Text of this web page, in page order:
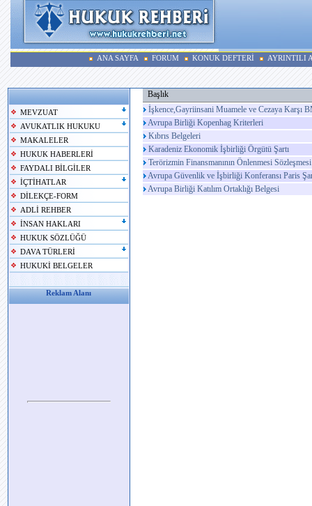
ANA SAYFA FORUM KONUK DEFTERİ AYRINTILI
MEVZUAT
AVUKATLIK HUKUKU
MAKALELER
HUKUK HABERLERİ
FAYDALI BİLGİLER
İÇTİHATLAR
DİLEKÇE-FORM
ADLİ REHBER
İNSAN HAKLARI
HUKUK SÖZLÜĞÜ
DAVA TÜRLERİ
HUKUKİ BELGELER
Reklam Alanı
Başlık
İşkence,Gayriinsani Muamele ve Cezaya Karşı
Avrupa Birliği Kopenhag Kriterleri
Kıbrıs Belgeleri
Karadeniz Ekonomik İşbirliği Örgütü Şartı
Terörizmin Finansmanının Önlenmesi Sözleşmesi
Avrupa Güvenlik ve İşbirliği Konferansı Paris
Avrupa Birliği Katılım Ortaklığı Belgesi